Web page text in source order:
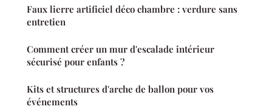
Faux lierre artificiel déco chambre : verdure sans
entretien
Comment créer un mur d'escalade intérieur
sécurisé pour enfants ?
Kits et structures d'arche de ballon pour vos
événements